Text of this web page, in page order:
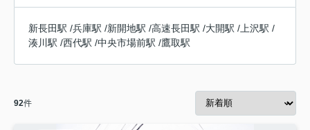
新長田駅 /兵庫駅 /新開地駅 /高速長田駅 /大開駅 / 上沢駅 /
湊川駅 /西代駅 /中央市場前駅 /鷹取駅
92件